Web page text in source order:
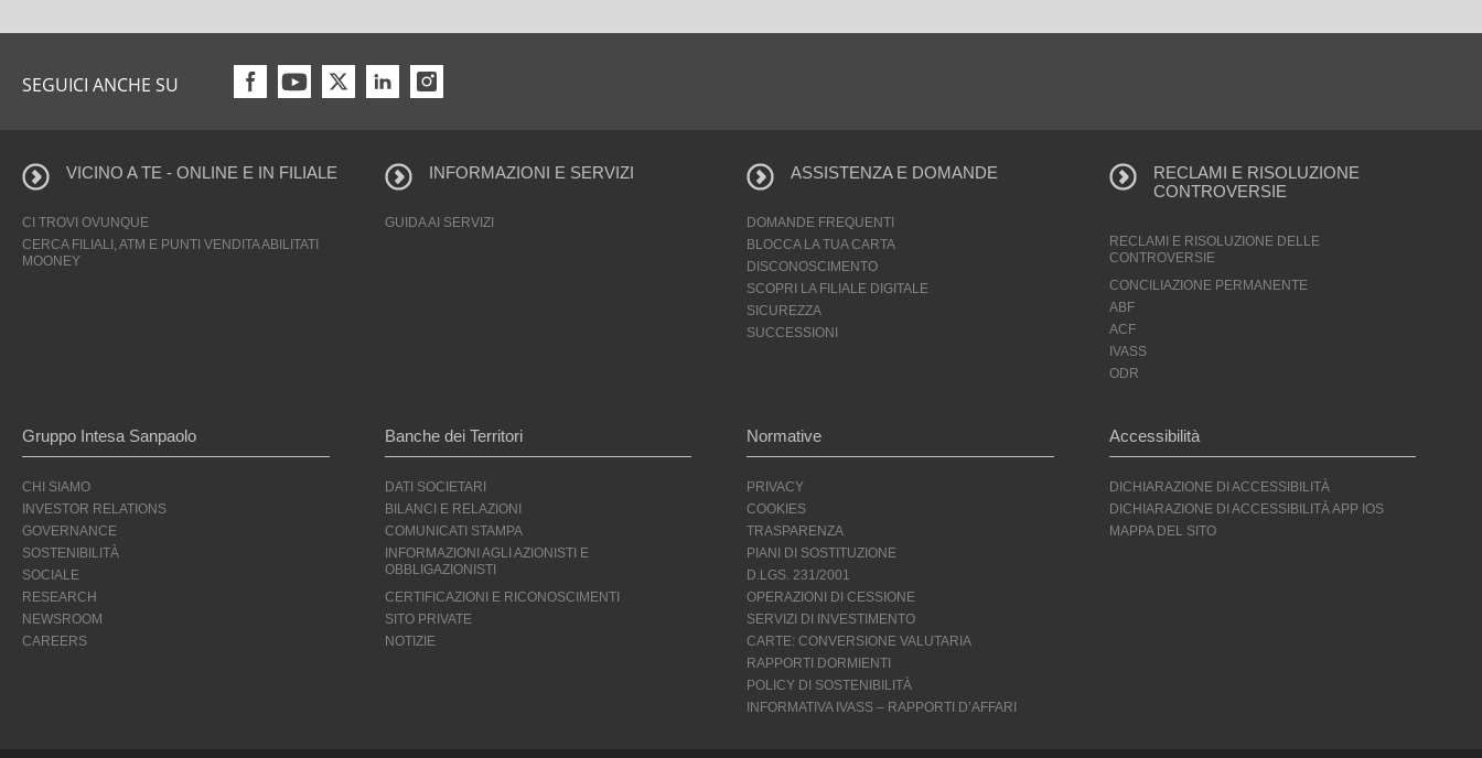
SEGUICI ANCHE SU
VICINO A TE - ONLINE E IN FILIALE
CI TROVI OVUNQUE
CERCA FILIALI, ATM E PUNTI VENDITA ABILITATI
MOONEY
INFORMAZIONI E SERVIZI
GUIDA AI SERVIZI
ASSISTENZA E DOMANDE
DOMANDE FREQUENTI
BLOCCA LA TUA CARTA
DISCONOSCIMENTO
SCOPRI LA FILIALE DIGITALE
SICUREZZA
SUCCESSIONI
RECLAMI E RISOLUZIONE
CONTROVERSIE
RECLAMI E RISOLUZIONE DELLE
CONTROVERSIE
CONCILIAZIONE PERMANENTE
ABF
ACF
IVASS
ODR
Gruppo Intesa Sanpaolo
CHI SIAMO
INVESTOR RELATIONS
GOVERNANCE
SOSTENIBILITÀ
SOCIALE
RESEARCH
NEWSROOM
CAREERS
Banche dei Territori
DATI SOCIETARI
BILANCI E RELAZIONI
COMUNICATI STAMPA
INFORMAZIONI AGLI AZIONISTI E
OBBLIGAZIONISTI
CERTIFICAZIONI E RICONOSCIMENTI
SITO PRIVATE
NOTIZIE
Normative
PRIVACY
COOKIES
TRASPARENZA
PIANI DI SOSTITUZIONE
D.LGS. 231/2001
OPERAZIONI DI CESSIONE
SERVIZI DI INVESTIMENTO
CARTE: CONVERSIONE VALUTARIA
RAPPORTI DORMIENTI
POLICY DI SOSTENIBILITÀ
INFORMATIVA IVASS – RAPPORTI D’AFFARI
Accessibilità
DICHIARAZIONE DI ACCESSIBILITÀ
DICHIARAZIONE DI ACCESSIBILITÀ APP IOS
MAPPA DEL SITO